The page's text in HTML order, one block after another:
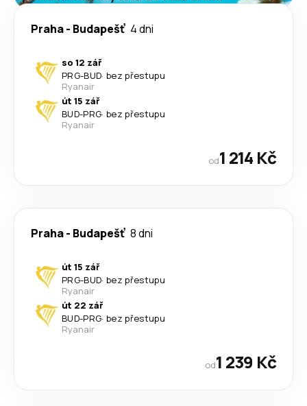
Praha- Budapešť 4 dni
so 12 zář
PRG-BUD· bez přestupu
Ryanair
út 15 zář
BUD-PRG· bez přestupu
Ryanair
od1 214 Kč
Praha- Budapešť 8 dni
út 15 zář
PRG-BUD· bez přestupu
Ryanair
út 22 zář
BUD-PRG· bez přestupu
Ryanair
od1 239 Kč